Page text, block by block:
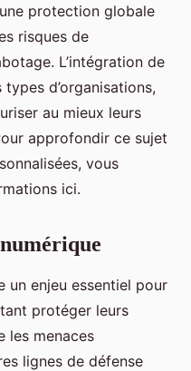
protection globale
risques de
L’intégration de
d’organisations,
au mieux leurs
approfondir ce sujet
vous
ici.
un enjeu essentiel pour
protéger leurs
les menaces
lignes de défense